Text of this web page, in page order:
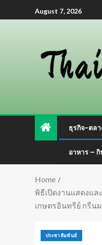
August 7, 2026
ธุรกิจ-ตล
อาหาร –
Home
พิธีเปิดงานแสดงแล
เกษตรอินทรีย์ กรีน
ประชาสัมพันธ์